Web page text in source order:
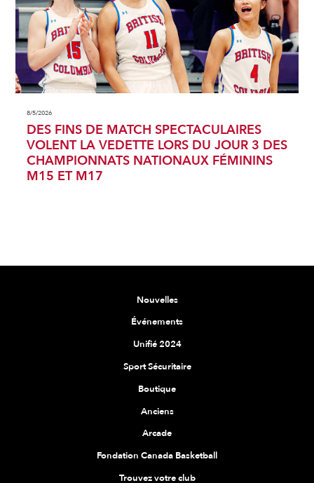
8/5/2026
DES FINS DE MATCH SPECTACULAIRES
VOLENT LA VEDETTE LORS DU JOUR 3 DES
CHAMPIONNATS NATIONAUX FÉMININS
M15 ET M17
Nouvelles
Événements
Unifié 2024
Sport Sécuritaire
Boutique
Anciens
Arcade
Fondation Canada Basketball
Trouvez votre club